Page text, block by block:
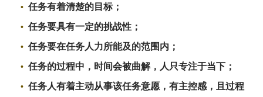
任务有着清楚的目标；
任务要具有一定的挑战性；
任务要在任务人力所能及的范围内；
任务的过程中，时间会被曲解，人只专注于当下；
任务人有着主动从事该任务意愿，有主控感，且过程